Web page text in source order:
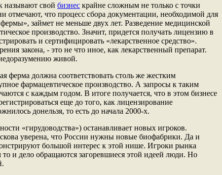
называют свой бизнес крайне сложным не только с точки
отмечают, что процесс сбора документации, необходимой для
займет не меньше двух лет. Разведение медицинской
производство. Значит, придется получать лицензию в
и сертифицировать «лекарственное средство».
закона, - это не что иное, как лекарственный препарат.
живой.
ферма должна соответствовать столь же жестким
фармацевтическое производство. А запросы к таким
с каждым годом. В итоге получается, что в этом бизнесе
еще до того, как лицензирование
донельзя, то есть до начала 2000-х.
«гирудоводства») останавливает новых игроков.
уверена, что России нужны новые биофабрики. Да и
большой интерес к этой нише. Игроки рынка
и дело обращаются загоревшиеся этой идеей люди. Но